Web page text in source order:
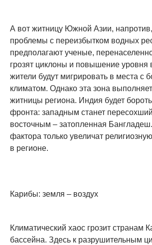
А вот житницу Южной Азии,
проблемы с переизбытком водных
предполагают ученые,
грозят циклоны и повышение уровня
жители будут мигрировать в места с
климатом. Однако эта зона
житницы региона. Индия будет
фронта: западным станет
восточным – затопленная
фактора только увеличат
в регионе.
Карибы: земля – воздух
Климатический хаос грозит странам
бассейна. Здесь к разрушительным